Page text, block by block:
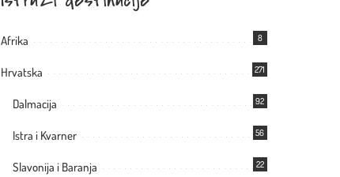
Afrika 8
Hrvatska 271
Dalmacija 92
Istra i Kvarner 56
Slavonija i Baranja 22